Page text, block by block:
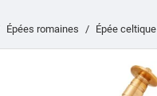
Épées romaines Épée celtique